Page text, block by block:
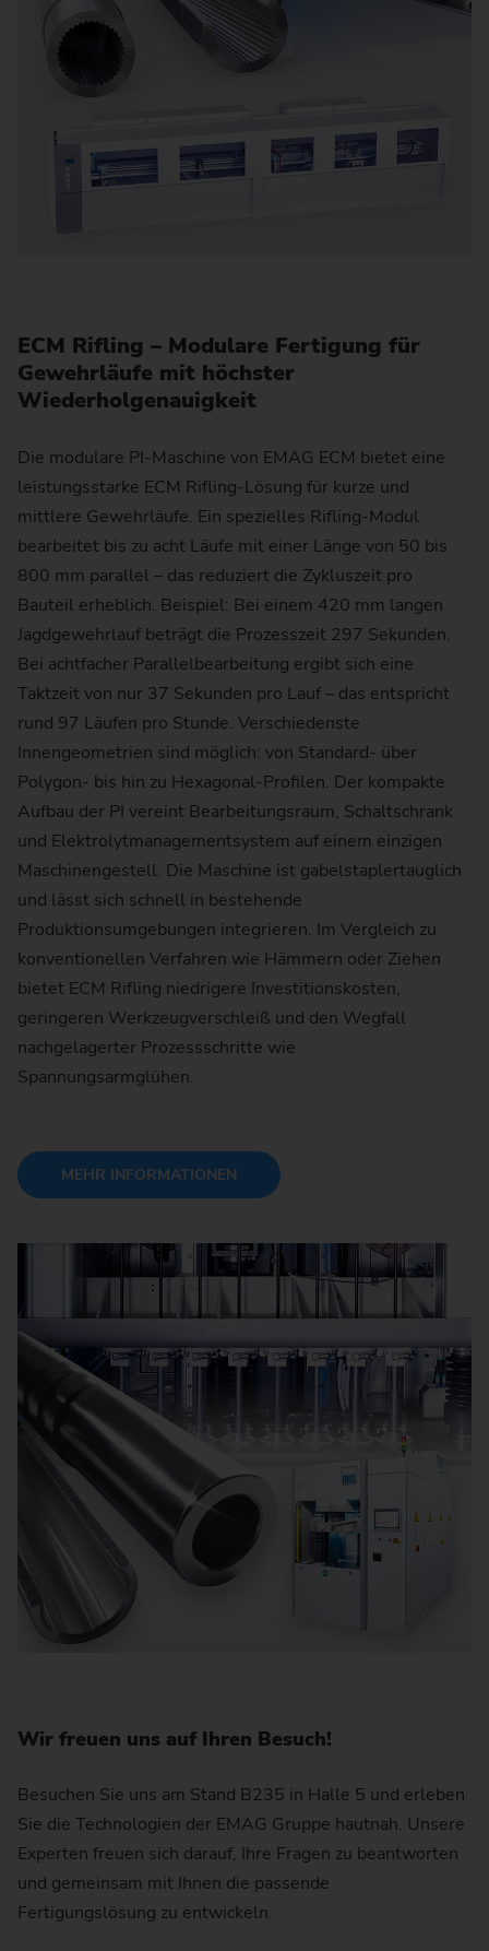
ECM Rifling – Modulare Fertigung für
Gewehrläufe mit höchster
Wiederholgenauigkeit
Die modulare PI-Maschine von EMAG ECM bietet eine
leistungsstarke ECM Rifling-Lösung für kurze und
mittlere Gewehrläufe. Ein spezielles Rifling-Modul
bearbeitet bis zu acht Läufe mit einer Länge von 50 bis
800 mm parallel – das reduziert die Zykluszeit pro
Bauteil erheblich. Beispiel: Bei einem 420 mm langen
Jagdgewehrlauf beträgt die Prozesszeit 297 Sekunden.
Bei achtfacher Parallelbearbeitung ergibt sich eine
Taktzeit von nur 37 Sekunden pro Lauf – das entspricht
rund 97 Läufen pro Stunde. Verschiedenste
Innengeometrien sind möglich: von Standard- über
Polygon- bis hin zu Hexagonal-Profilen. Der kompakte
Aufbau der PI vereint Bearbeitungsraum, Schaltschrank
und Elektrolytmanagementsystem auf einem einzigen
Maschinengestell. Die Maschine ist gabelstaplertauglich
und lässt sich schnell in bestehende
Produktionsumgebungen integrieren. Im Vergleich zu
konventionellen Verfahren wie Hämmern oder Ziehen
bietet ECM Rifling niedrigere Investitionskosten,
geringeren Werkzeugverschleiß und den Wegfall
nachgelagerter Prozessschritte wie
Spannungsarmglühen.
MEHR INFORMATIONEN
Wir freuen uns auf Ihren Besuch!
Besuchen Sie uns am Stand B235 in Halle 5 und erleben
Sie die Technologien der EMAG Gruppe hautnah. Unsere
Experten freuen sich darauf, Ihre Fragen zu beantworten
und gemeinsam mit Ihnen die passende
Fertigungslösung zu entwickeln.